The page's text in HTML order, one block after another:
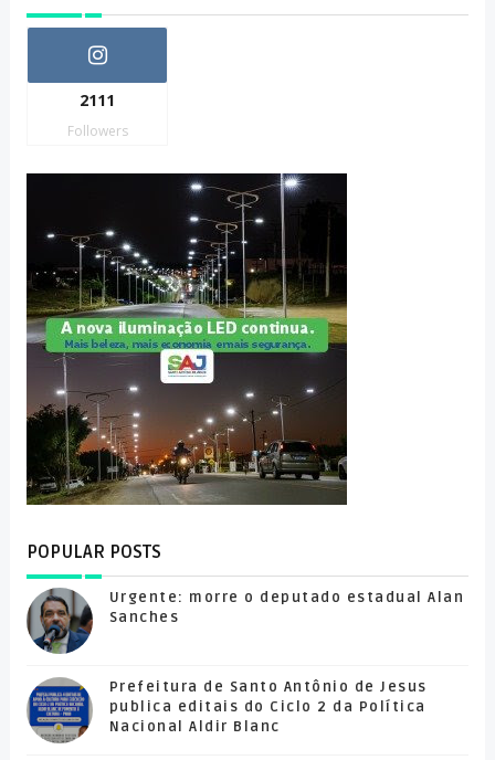
2111
Followers
POPULAR POSTS
Urgente: morre o deputado estadual Alan
Sanches
Prefeitura de Santo Antônio de Jesus
publica editais do Ciclo 2 da Política
Nacional Aldir Blanc